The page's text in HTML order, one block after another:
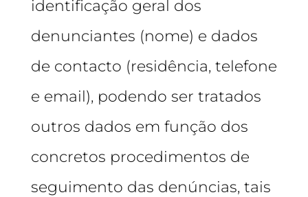
identificação geral dos
denunciantes (nome) e dados
de contacto (residência, telefone
e email), podendo ser tratados
outros dados em função dos
concretos procedimentos de
seguimento das denúncias, tais